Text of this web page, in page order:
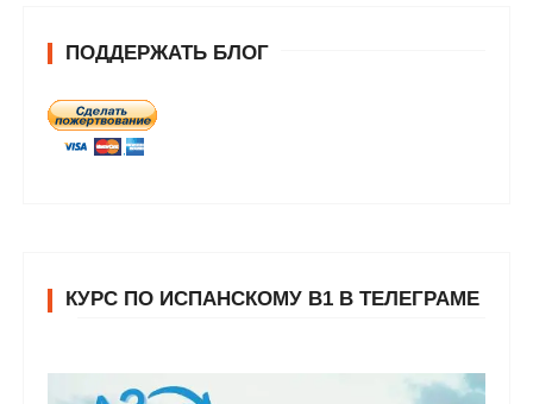
ПОДДЕРЖАТЬ БЛОГ
КУРС ПО ИСПАНСКОМУ В1 В ТЕЛЕГРАМЕ